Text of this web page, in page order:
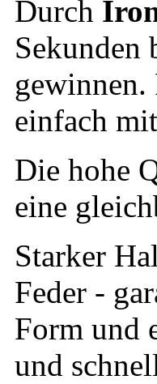
Durch
Sekunden
einfach
Die hohe
eine
Starker
Feder -
Form und
und